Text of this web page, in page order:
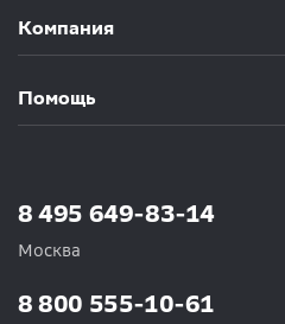
Компания
Помощь
8 495 649-83-14
Москва
8 800 555-10-61